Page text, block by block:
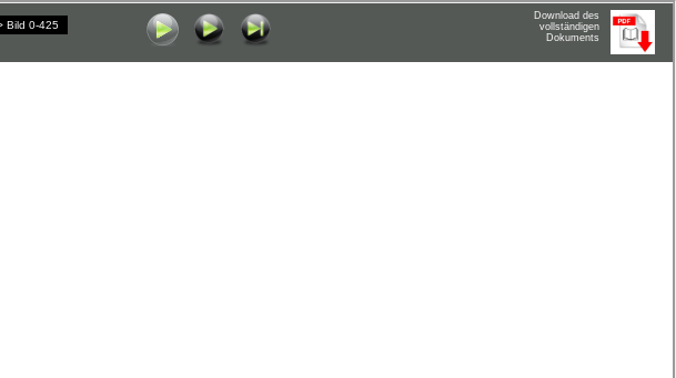
Download des
vollständigen
Dokuments